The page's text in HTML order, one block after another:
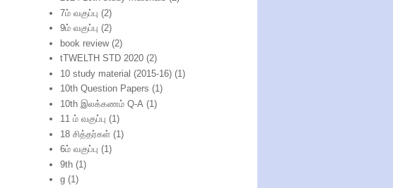
7ம் வகுப்பு (2)
9ம் வகுப்பு (2)
book review (2)
tTWELTH STD 2020 (2)
10 study material (2015-16) (1)
10th Question Papers (1)
10th இலக்கணம் Q-A (1)
11 ம் வகுப்பு (1)
18 சித்தர்கள் (1)
6ம் வகுப்பு (1)
9th (1)
g (1)